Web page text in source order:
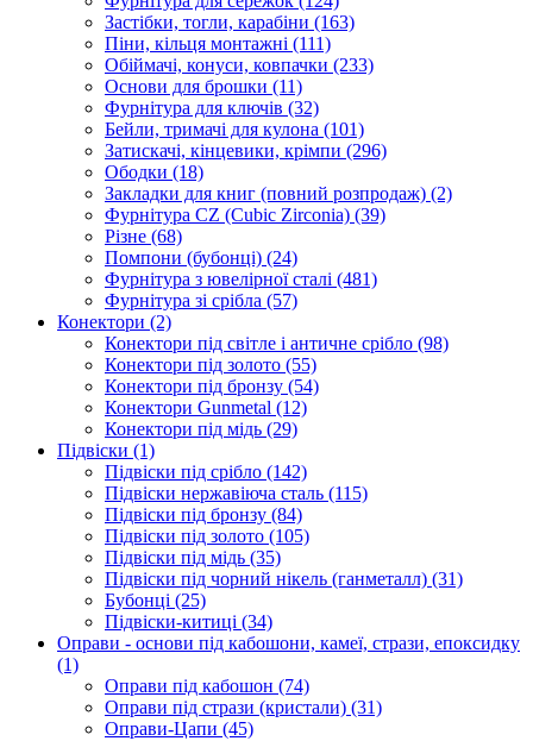
Застібки, тогли, карабіни (163)
Піни, кільця монтажні (111)
Обіймачі, конуси, ковпачки (233)
Основи для брошки (11)
Фурнітура для ключів (32)
Бейли, тримачі для кулона (101)
Затискачі, кінцевики, крімпи (296)
Ободки (18)
Закладки для книг (повний розпродаж) (2)
Фурнітура CZ (Cubic Zirconia) (39)
Різне (68)
Помпони (бубонці) (24)
Фурнітура з ювелірної сталі (481)
Фурнітура зі срібла (57)
Конектори (2)
Конектори під світле і античне срібло (98)
Конектори під золото (55)
Конектори під бронзу (54)
Конектори Gunmetal (12)
Конектори під мідь (29)
Підвіски (1)
Підвіски під срібло (142)
Підвіски нержавіюча сталь (115)
Підвіски під бронзу (84)
Підвіски під золото (105)
Підвіски під мідь (35)
Підвіски під чорний нікель (ганметалл) (31)
Бубонці (25)
Підвіски-китиці (34)
Оправи - основи під кабошони, камеї, стрази, епоксидку
(1)
Оправи під кабошон (74)
Оправи під стрази (кристали) (31)
Оправи-Цапи (45)